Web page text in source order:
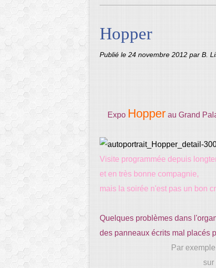
Hopper
Publié le 24 novembre 2012 par B.
Expo Hopper au Grand
Visite programmée depuis
et en très bonne compagnie,
mais la soirée n'est pas un bon
Quelques problèmes dans
des panneaux écrits mal placés
Par